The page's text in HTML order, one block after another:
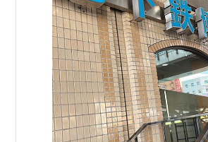
本来なら日比谷線３００１号車、東
展示される予定だったが、
車両上の事情により展示されること
３００１号車は３００２号車と連結
綾瀬検車区に保存されている、しか
解体された）。